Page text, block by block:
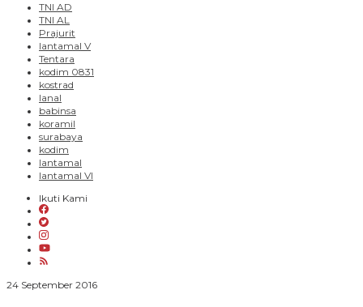
TNI AD
TNI AL
Prajurit
lantamal V
Tentara
kodim 0831
kostrad
lanal
babinsa
koramil
surabaya
kodim
lantamal
lantamal VI
Ikuti Kami
24 September 2016oleh